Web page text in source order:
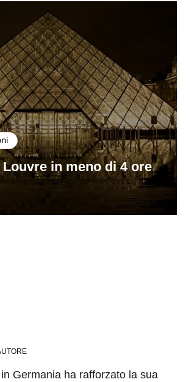
Grecia di Immaturi il
Germania ha rafforzato la sua